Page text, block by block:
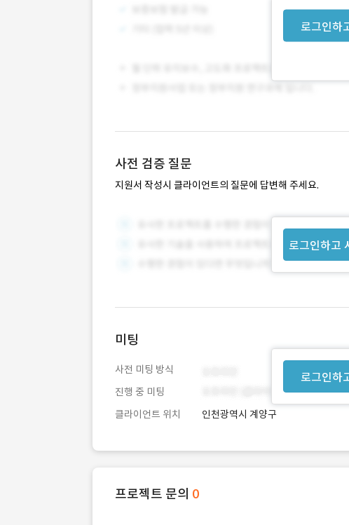
로그인하
사전 검증 질문
지원서 작성시 클라이언트의 질문에 답변해 주세요.
로그인하고
로그인하
미팅
사전 미팅 방식
진행 중 미팅
클라이언트 위치
인천광역시 계양구
프로젝트 문의 0